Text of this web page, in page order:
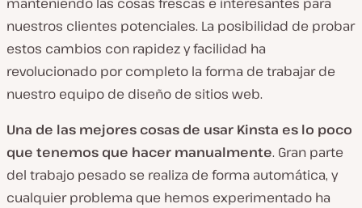
nuestros clientes potenciales. La posibilidad de probar
estos cambios con rapidez y facilidad ha
revolucionado por completo la forma de trabajar de
nuestro equipo de diseño de sitios web.
Una de las mejores cosas de usar Kinsta es lo poco
que tenemos que hacer manualmente. Gran parte
del trabajo pesado se realiza de forma automática, y
cualquier problema que hemos experimentado ha